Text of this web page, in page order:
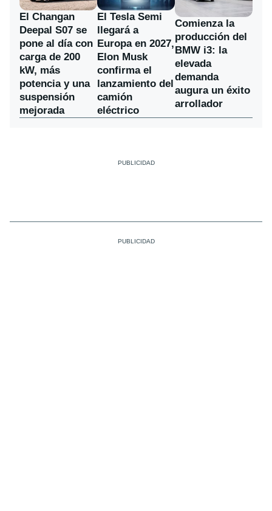
El Changan
Deepal S07 se
pone al día con
carga de 200
kW, más
potencia y una
suspensión
mejorada
El Tesla Semi
llegará a
Europa en 2027,
Elon Musk
confirma el
lanzamiento del
camión
eléctrico
Comienza la
producción del
BMW i3: la
elevada
demanda
augura un éxito
arrollador